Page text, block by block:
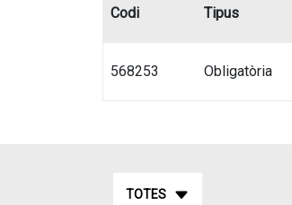
Codi Tipus
568253 Obligatòria
TOTES